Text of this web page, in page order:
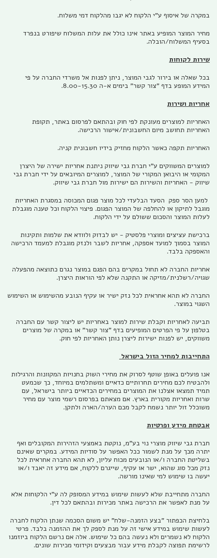
במקרה של איסוף ע"י הלקוח לא יגבו מהלקוח דמי משלוח.
מחיר המוצר המופיע באתר אינו כולל את עלות המשלוח שיפורט בנפרד
בסעיף המשלוח/הובלה.
שירות לקוחות
בכל שאלה או בירור לגבי המוצר, ניתן לפנות אל משרדי החברה על פי
המידע המופע בדף "צור קשר" בימים א-ה 8.00-15.30.
אחריות ושירות
האחריות למוצרים מעונקת לפי חוק ובהתאם לפרסום באתר, תקופת
האחריות תחושב מיום החשבונית/אישור הרכישה.
האחריות תקפה כאשר הלקוח מחזיק בידיו חשבונית קניה.
למוצרים המשווקים ע"י חברת גבי שיווק ניתנת אחריות ישירה של היצרן
המקומי או היבואן המקורי של המוצר, למוצרים המיובאים על ידי חברת גבי
שיווק - האחריות והשירות הם ישירות מול חברת גבי שיווק.
למען הסר ספק הסעד הבלעדי לכל מוצר פגום המכוסה במסגרת האחריות
מוגבל לתיקון או להחלפה של המוצר הפגום. פיצוי הלקוח וכל טענה מוגבלת
לעלות המוצר והסכום ששולם על ידי הלקוח.
ברכישת עציצים ומוצרי פלסטיק - יש לבדוק ולוודא את שלמות ותקינות
המוצר בסמוך למועד אספקה, אחריות לשבר ולנזק מוגבלת למעמד הרכישה
והאספקה בלבד.
אחריות החברה לא תחול במקרים בהם הפגם במוצר נגרם כתוצאה מהפעלה
שגויה/רשלנית/מזיקה או התקנה שלא לפי הוראות היצרן.
החברה לא תהא אחראית לכל נזק ישיר או עקיף הנובע מהשימוש או השימוש
השגוי במוצר.
תביעה לאחריות וקבלת שירות למוצר באחריות יש ליצור קשר עם החברה
בטלפון על פי הפרטים המופיעים בדף "צור קשר" או במקרה של מוצרים
משווקים, יש לפנות ישירות ליצרן נותן האחריות לפי חוק.
התחייבות למחיר הזול בישראל
אנו פועלים באופן שוטף לסרוק את מחירי השוק בחנויות המקוונות והרגילות
ולהבטיח לכם מחירים תחרותיים כדאיים ומשתלמים במיוחד, כך שכמעט
תמיד תמצאו אצלנו את המוצרים במחירים הכדאיים ביותר בישראל, עם
שרות ואחריות מקורית בארץ. אם מצאתם בפרסום רשמי מוצר עם מחיר
משוכלל זול יותר נשמח לקבל מכם הערה/הארה ולתקן.
אבטחת מידע ופרטיות
חברת גבי שיווק מוצרי נוי בע"מ, נוקטת באמצעי הזהירות המקובלים ואף
יתרה מכך על מנת לשמור ככל האפשר על סודיות המידע. במקרים שאינם
בשליטת החברה ו/או הנובעים מכוח עליון, לא תהא החברה אחראית לכל
נזק מכל סוג שהוא, ישר או עקיף, שייגרם ללקוח, אם מידע זה יאבד ו/או
יעשה בו שימוש למי שאינו מורשה.
החברה מתחייבת שלא לעשות שימוש במידע המסופק לה ע"י הלקוחות אלא
על מנת לאפשר את הרכישה באתר מכירות ובהתאם לכל דין.
בלחיצת הכפתור "בצע הזמנה-שלח" יש משום הסכמה שנתן הלקוח לחברה
לעשות שימוש במידע אישי זה על מנת לספק לך את ההזמנה בלבד. פרטי
הלקוח לא נשמרים ולא נעשה בהם כל שימוש. אלה אם נרשם הלקוח ביוזמנו
לרשימת תפוצה לקבלת מידע עבור מבצעים וקידומי מכירות שונים.